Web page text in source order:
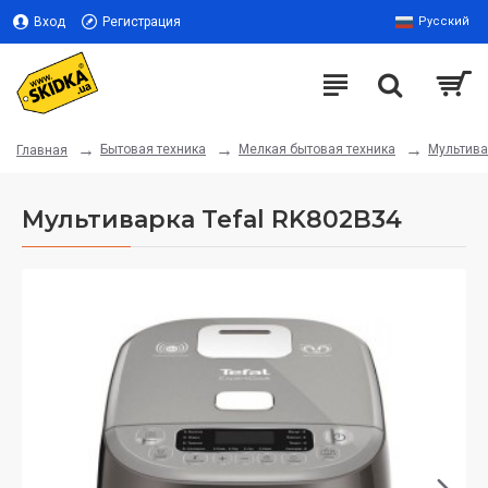
Вход Регистрация Русский
Главная Бытовая техника Мелкая бытовая техника
Мультиварка Tefal RK802B34